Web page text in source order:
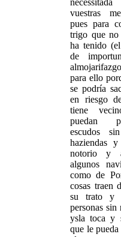
vuestras
pues para
trigo que no
ha tenido
de
para ello
se podría
en riesgo
tiene
puedan
escudos
haziendas
notorio y
algunos
como de
cosas traen
su trato y
personas
ysla toca y
que le